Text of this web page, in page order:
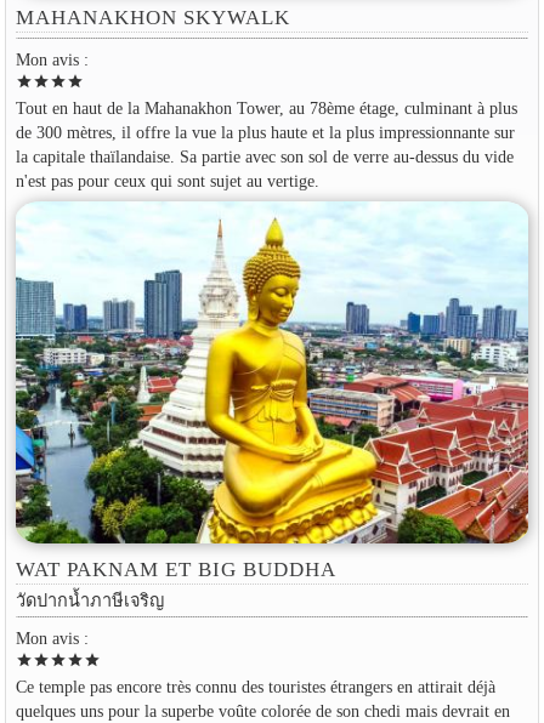
MAHANAKHON SKYWALK
Mon avis :
starstarstarstar
Tout en haut de la Mahanakhon Tower, au 78ème étage, culminant à plus
de 300 mètres, il offre la vue la plus haute et la plus impressionnante sur
la capitale thaïlandaise. Sa partie avec son sol de verre au-dessus du vide
n'est pas pour ceux qui sont sujet au vertige.
WAT PAKNAM ET BIG BUDDHA
วัดปากน้ำภาษีเจริญ
Mon avis :
starstarstarstarstar
Ce temple pas encore très connu des touristes étrangers en attirait déjà
quelques uns pour la superbe voûte colorée de son chedi mais devrait en